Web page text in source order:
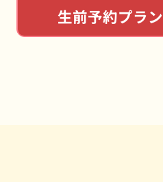
生前予約プラ